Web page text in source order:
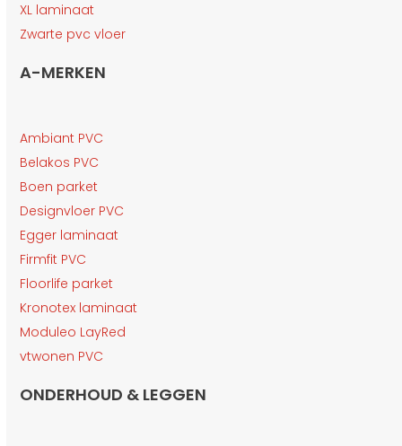
XL laminaat
Zwarte pvc vloer
A-MERKEN
Ambiant PVC
Belakos PVC
Boen parket
Designvloer PVC
Egger laminaat
Firmfit PVC
Floorlife parket
Kronotex laminaat
Moduleo LayRed
vtwonen PVC
ONDERHOUD & LEGGEN